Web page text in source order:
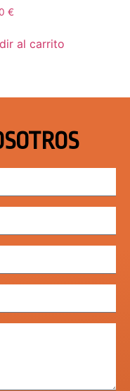
€
al carrito